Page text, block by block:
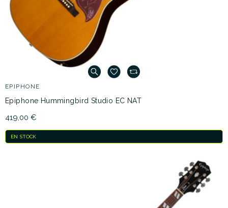
EPIPHONE
Epiphone Hummingbird Studio EC NAT
419,00 €
EN STOCK